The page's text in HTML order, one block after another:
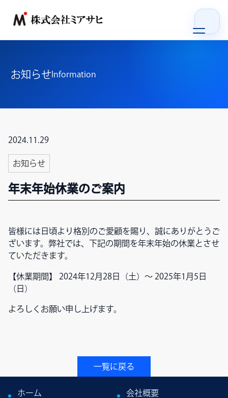
会社概要
お知らせ
リクルート
無料で相談する
日本語
お知らせ Information
2024.11.29
お知らせ
年末年始休業のご案内
皆様には日頃より格別のご愛顧を賜り、誠にありがとうご
ざいます。弊社では、下記の期間を年末年始の休業とさせ
ていただきます。
【休業期間】 2024年12月28日（土）～ 2025年1月5日
（日）
よろしくお願い申し上げます。
一覧に戻る
ホーム
会社概要